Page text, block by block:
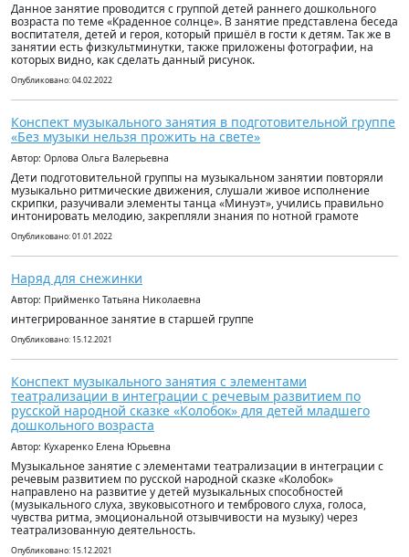
Данное занятие проводится с группой детей раннего дошкольного
возраста по теме «Краденное солнце». В занятие представлена беседа
воспитателя, детей и героя, который пришёл в гости к детям. Так же в
занятии есть физкультминутки, также приложены фотографии, на
которых видно, как сделать данный рисунок.
Опубликовано: 04.02.2022
Конспект музыкального занятия в подготовительной группе
«Без музыки нельзя прожить на свете»
Автор: Орлова Ольга Валерьевна
Дети подготовительной группы на музыкальном занятии повторяли
музыкально ритмические движения, слушали живое исполнение
скрипки, разучивали элементы танца «Минуэт», учились правильно
интонировать мелодию, закрепляли знания по нотной грамоте
Опубликовано: 01.01.2022
Наряд для снежинки
Автор: Прийменко Татьяна Николаевна
интегрированное занятие в старшей группе
Опубликовано: 15.12.2021
Конспект музыкального занятия с элементами
театрализации в интеграции с речевым развитием по
русской народной сказке «Колобок» для детей младшего
дошкольного возраста
Автор: Кухаренко Елена Юрьевна
Музыкальное занятие с элементами театрализации в интеграции с
речевым развитием по русской народной сказке «Колобок»
направлено на развитие у детей музыкальных способностей
(музыкального слуха, звуковысотного и тембрового слуха, голоса,
чувства ритма, эмоциональной отзывчивости на музыку) через
театрализованную деятельность.
Опубликовано: 15.12.2021